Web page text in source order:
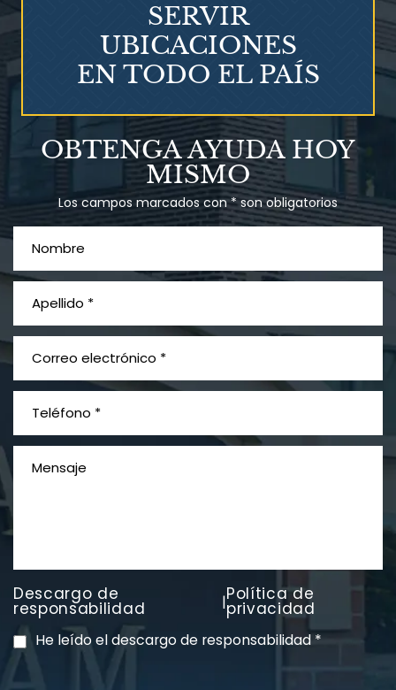
Talco en polvo
Ovary cancer
¿Qué es el mesotelioma?
PVC Cloruro de polivinilo
Exposición
OBTENGA AYUDA HOY
MISMO
Los campos marcados con * son obligatorios
Descargo de
responsabilidad |Política de
privacidad
He leído el descargo de responsabilidad*
SERVIR
UBICACIONES
EN TODO EL PAÍS